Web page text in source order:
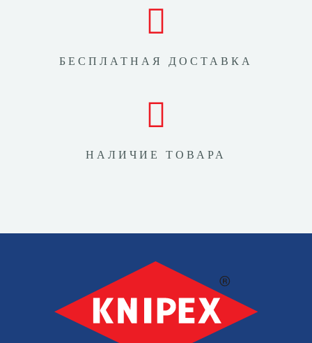
БЕСПЛАТНАЯ ДОСТАВКА
НАЛИЧИЕ ТОВАРА